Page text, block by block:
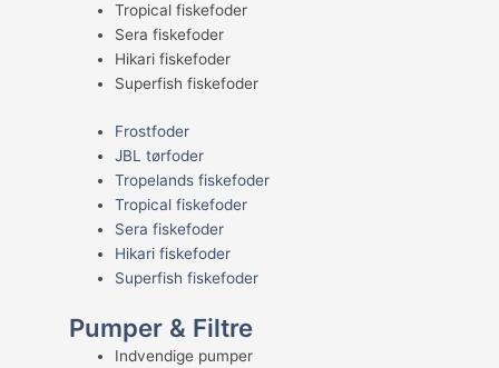
Tropical fiskefoder
Sera fiskefoder
Hikari fiskefoder
Superfish fiskefoder
Frostfoder
JBL tørfoder
Tropelands fiskefoder
Tropical fiskefoder
Sera fiskefoder
Hikari fiskefoder
Superfish fiskefoder
Pumper & Filtre
Indvendige pumper